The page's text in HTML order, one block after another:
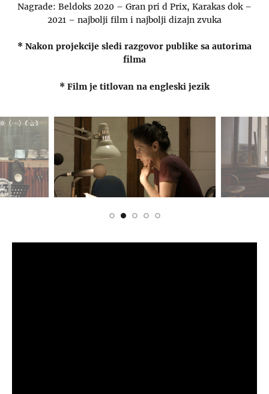
Nagrade: Beldoks 2020 – Gran pri d Prix, Karakas dok –
2021 – najbolji film i najbolji dizajn zvuka
* Nakon projekcije sledi razgovor publike sa autorima
filma
* Film je titlovan na engleski jezik